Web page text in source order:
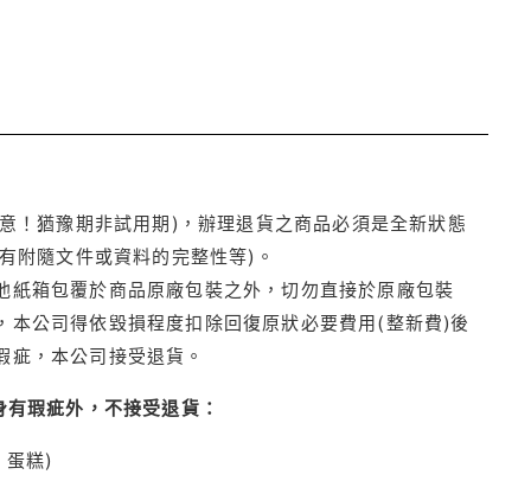
！猶豫期非試用期)，辦理退貨之商品必須是全新狀態
附隨文件或資料的完整性等)。
箱包覆於商品原廠包裝之外，切勿直接於原廠包裝
公司得依毀損程度扣除回復原狀必要費用(整新費)後
，本公司接受退貨。
瑕疵外，不接受退貨：
蛋糕)